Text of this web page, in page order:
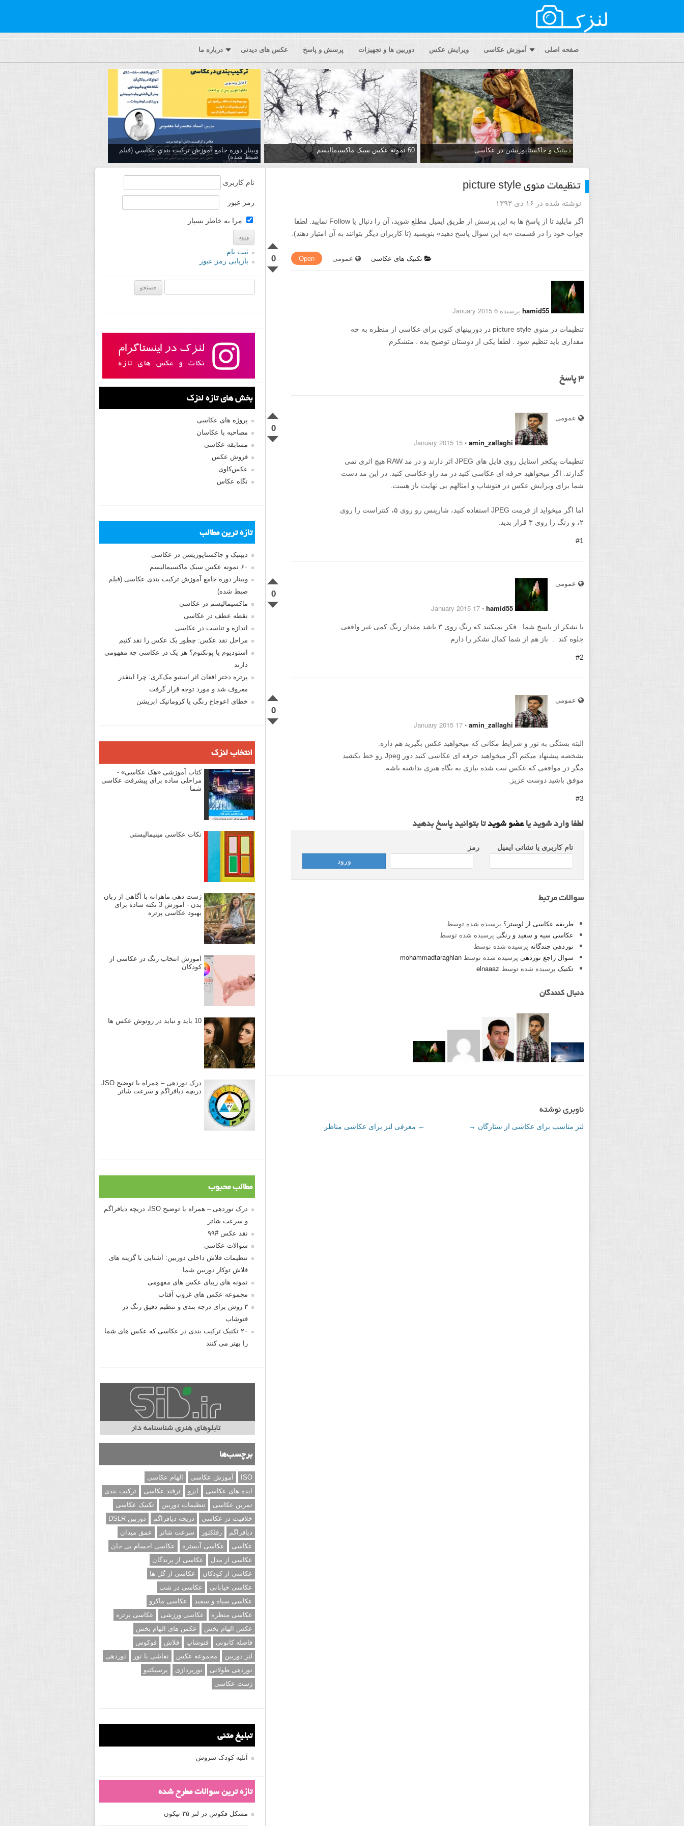
صفحه اصلی آموزش عکاسی ویرایش عکس دوربین ها و تجهیزات پرسش و پاسخ عکس های دیدنی درباره ما
دیپتیک و جاکستا‌پوزیشن در عکاسی 60 نمونه عکس سبک ماکسیمالیسم
وبینار دوره جامع آموزش تركيب بندي عكاسي (فیلم
ضبط شده)
تنظیمات منوی picture style
نوشته شده در ۱۶ دی ۱۳۹۳
اگر مایلید تا از پاسخ ها به این پرسش از طریق ایمیل مطلع شوید، آن را دنبال یا Follow نمایید. لطفا
جواب خود را در قسمت «به این سوال پاسخ دهید» بنویسید (تا کاربران دیگر بتوانند به آن امتیاز دهند).
0 Open عمومی تکنیک های عکاسی
hamid55 پرسیده 6 January 2015
تنظیمات در منوی picture style در دوربینهای کنون برای عکاسی از منظره به چه
مقداری باید تنظیم شود . لطفا یکی از دوستان توضیح بده . متشکرم
3پاسخ
0
عمومی
amin_zallaghi
⋅
15 January 2015
تنطیمات پیکچر استایل روی فایل های JPEG اثر دارند و در مد RAW هیچ اثری نمی
گذارند. اگر میخواهید حرفه ای عکاسی کنید در مد راو عکاسی کنید. در این مد دست
شما برای ویرایش عکس در فتوشاپ و امثالهم بی نهایت باز هست.
اما اگر میخواید از فرمت JPEG استفاده کنید، شارپنس رو روی ۵، کنتراست را روی
۲، و رنگ را روی ۳ قرار بدید.
#1
0
عمومی
hamid55
⋅
17 January 2015
با تشکر از پاسخ شما . فکر نمیکنید که رنگ روی ۳ باشد مقدار رنگ کمی غیر واقعی
جلوه کند . باز هم از شما کمال تشکر را دارم
#2
0
عمومی
amin_zallaghi
⋅
17 January 2015
البته بستگی به نور و شرایط مکانی که میخواهید عکس بگیرید هم داره.
بشخصه پیشنهاد میکنم اگر میخواهید حرفه ای عکاسی کنید دور Jpeg رو خط بکشید
مگر در مواقعی که عکس ثبت شده نیازی به نگاه هنری نداشته باشه.
موفق باشید دوست عزیز.
#3
لطفا وارد شوید یاعضو شویدتا بتوانید پاسخ بدهید
نام کاربری یا نشانی ایمیل رمز
سوالات مرتبط
طریقه عکاسی از لوستر؟ پرسیده شده توسط
عکاسی سیه و سفید و رنگی پرسیده شده توسط
نوردهی چندگانه پرسیده شده توسط
سوال راجع نوردهی پرسیده شده توسط mohammadtaraghian
تکنیک پرسیده شده توسط elnaaaz
دنبال کنندگان
ناوبری نوشته
← معرفی لنز برای عکاسی مناظر لنز مناسب برای عکاسی از ستارگان →
نام کاربری
رمز عبور
مرا به خاطر بسپار
ثبت نام
بازیابی رمز عبور
بخش های تازه لنزک
پروژه های عکاسی
مصاحبه با عکاسان
مسابقه عکاسی
فروش عکس
عکس‌کاوی
نگاه عکاس
تازه ترین مطالب
دیپتیک و جاکستا‌پوزیشن در عکاسی
۶۰ نمونه عکس سبک ماکسیمالیسم
وبینار دوره جامع آموزش ترکیب بندی عکاسی (فیلم
ضبط شده)
ماکسیمالیسم در عکاسی
نقطه عطف در عکاسی
اندازه و تناسب در عکاسی
مراحل نقد عکس: چطور یک عکس را نقد کنیم
استودیوم یا پونکتوم؟ هر یک در عکاسی چه مفهومی
دارند
پرتره دختر افغان اثر استیو مک‌کری: چرا اینقدر
معروف شد و مورد توجه قرار گرفت
خطای اعوجاج رنگی یا کروماتیک ابریشن
انتخاب لنزک
کتاب آموزشی «هک عکاسی» -
مراحلی ساده برای پیشرفت عکاسی
شما
نکات عکاسی مینیمالیستی
ژست دهی ماهرانه با آگاهی از زبان
بدن - آموزش 3 نکته ساده برای
بهبود عکاسی پرتره
آموزش انتخاب رنگ در عکاسی از
کودکان
10 باید و نباید در روتوش عکس ها
درک نوردهی – همراه با توضیح ISO،
دریچه دیافراگم و سرعت شاتر
مطالب محبوب
درک نوردهی – همراه با توضیح ISO، دریچه دیافراگم
و سرعت شاتر
نقد عکس #۹۹
سوالات عکاسی
تنظیمات فلاش داخلی دوربین: آشنایی با گزینه های
فلاش توکار دوربین شما
نمونه های زیبای عکس های مفهومی
مجموعه عکس های غروب آفتاب
۳ روش برای درجه بندی و تنظیم دقیق رنگ در
فتوشاپ
۲۰ تکنیک ترکیب بندی در عکاسی که عکس های شما
را بهتر می کنند
برچسب‌ها
ISO آموزش عکاسی
الهام عکاسی
ایده های عکاسی
ایزو ترفند عکاسی
ترکیب بندی
تمرین عکاسی
تنظیمات دوربین
تکنیک عکاسی
خلاقیت در عکاسی
دریچه دیافراگم
دوربین DSLR
دیافراگم
رفلکتور سرعت شاتر
عمق میدان
عکاسی
عکاسی آبستره
عکاسی اجسام بی جان
عکاسی از مدل
عکاسی از پرندگان
عکاسی از کودکان
عکاسی از گل ها
عکاسی خیابانی
عکاسی در شب
عکاسی سیاه و سفید
عکاسی ماکرو
عکاسی منظره
عکاسی ورزشی
عکاسی پرتره
عکس الهام بخش
عکس های الهام بخش
فاصله کانونی
فتوشاپ فلاش
فوکوس
لنز دوربین
مجموعه عکس نقاشی با نور
نوردهی
نوردهی طولانی
نورپردازی
پرسپکتیو
ژست عکاسی
تبلیغ متنی
آتلیه کودک سروش
تازه ترین سوالات مطرح شده
مشکل فکوس در لنز ۳۵ نیکون